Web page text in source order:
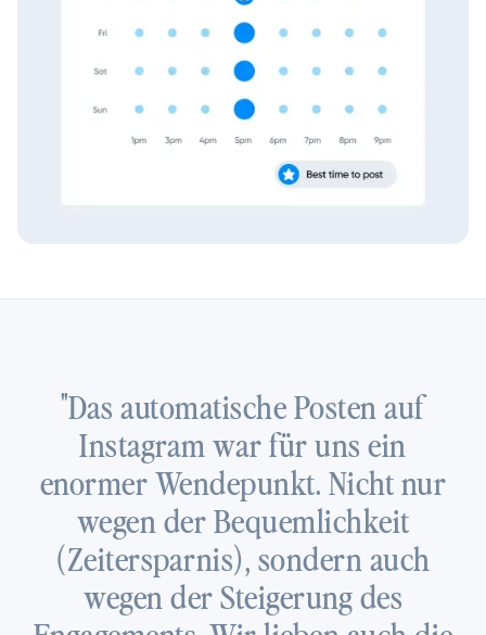
"Das automatische Posten auf
Instagram war für uns ein
enormer Wendepunkt. Nicht nur
wegen der Bequemlichkeit
(Zeitersparnis), sondern auch
wegen der Steigerung des